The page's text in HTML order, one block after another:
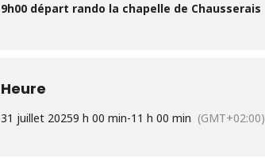
9h00 départ rando la chapelle de Chausserais
Heure
31 juillet 20259 h 00 min-11 h 00 min (GMT+02:00)